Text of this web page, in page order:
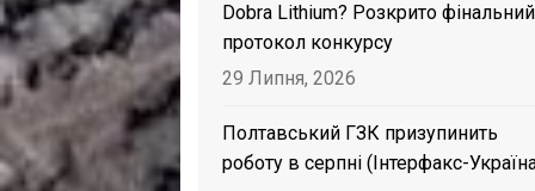
Dobra Lithium? Розкрито фінальний
протокол конкурсу
29 Липня, 2026
Полтавський ГЗК призупинить
роботу в серпні (Інтерфакс-